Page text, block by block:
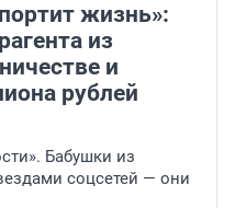
жизнь»:
из
и
рублей
Бабушки из
соцсетей — они